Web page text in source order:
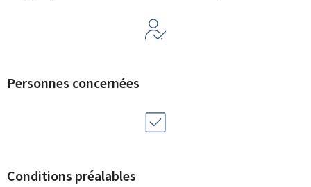
Personnes concernées
Conditions préalables